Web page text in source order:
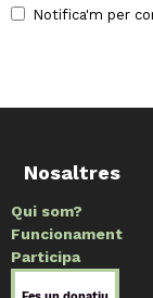
Notifica'm per
Nosaltres
Qui som?
Funcionament
Participa